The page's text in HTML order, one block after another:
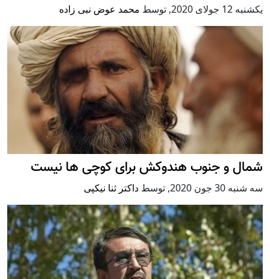
يكشنبه 12 جولای 2020 , توسط محمد عوض نبی زاده
شمال و جنوب هندوکش برای کوچی ها نیست
سه شنبه 30 جون 2020 , توسط داکتر ثنا نیکپی